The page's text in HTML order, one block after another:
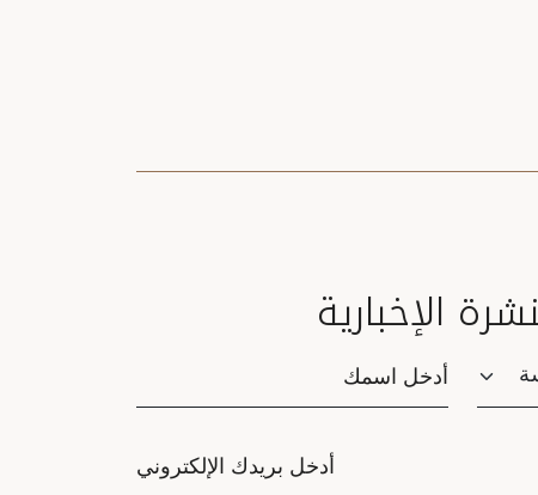
الإخبارية